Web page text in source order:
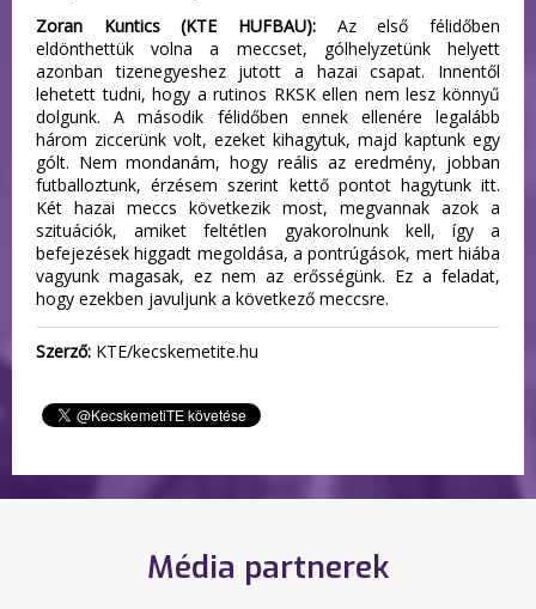
Zoran Kuntics (KTE HUFBAU): Az első félidőben
eldönthettük volna a meccset, gólhelyzetünk helyett
azonban tizenegyeshez jutott a hazai csapat. Innentől
lehetett tudni, hogy a rutinos RKSK ellen nem lesz könnyű
dolgunk. A második félidőben ennek ellenére legalább
három ziccerünk volt, ezeket kihagytuk, majd kaptunk egy
gólt. Nem mondanám, hogy reális az eredmény, jobban
futballoztunk, érzésem szerint kettő pontot hagytunk itt.
Két hazai meccs következik most, megvannak azok a
szituációk, amiket feltétlen gyakorolnunk kell, így a
befejezések higgadt megoldása, a pontrúgások, mert hiába
vagyunk magasak, ez nem az erősségünk. Ez a feladat,
hogy ezekben javuljunk a következő meccsre.
Szerző: KTE/kecskemetite.hu
Média partnerek